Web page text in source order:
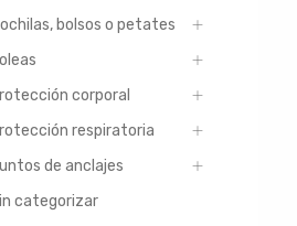
bolsos o petates
corporal
respiratoria
de anclajes
categorizar